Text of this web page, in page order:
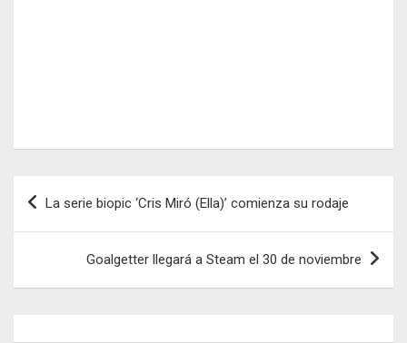
Navegación
La serie biopic ‘Cris Miró (Ella)’ comienza su rodaje
Goalgetter llegará a Steam el 30 de noviembre